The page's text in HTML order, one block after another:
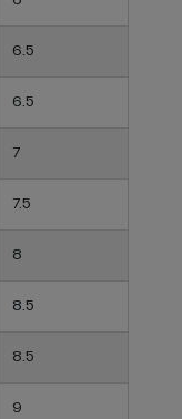
6.5
6.5
7
7.5
8
8.5
8.5
9